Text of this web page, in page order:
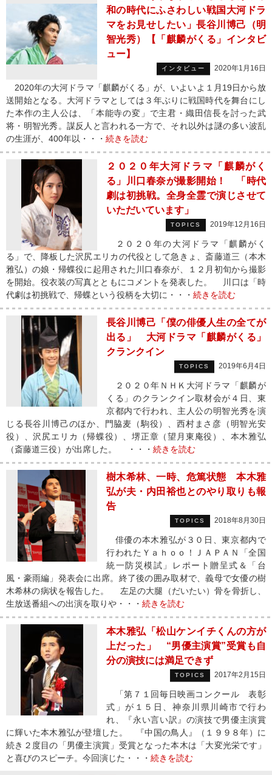
和の時代にふさわしい戦国大河ドラ
マをお見せしたい」長谷川博己（明
智光秀）【「麒麟がくる」インタビ
ュー】
インタビュー 2020年1月16日
2020年の大河ドラマ「麒麟がくる」が、いよいよ１月19日から放
送開始となる。大河ドラマとしては３年ぶりに戦国時代を舞台にし
た本作の主人公は、「本能寺の変」で主君・織田信長を討った武
将・明智光秀。謀反人と言われる一方で、それ以外は謎の多い波乱
の生涯が、400年以・・・ 続きを読む
２０２０年大河ドラマ「麒麟がく
る」川口春奈が撮影開始！ 「時代
劇は初挑戦。全身全霊で演じさせて
いただいています」
TOPICS 2019年12月16日
２０２０年の大河ドラマ「麒麟がく
る」で、降板した沢尻エリカの代役として急きょ、斎藤道三（本木
雅弘）の娘・帰蝶役に起用された川口春奈が、１２月初旬から撮影
を開始。役衣装の写真とともにコメントを発表した。 川口は「時
代劇は初挑戦で、帰蝶という役柄を大切に・・・ 続きを読む
長谷川博己「僕の俳優人生の全てが
出る」 大河ドラマ「麒麟がくる」
クランクイン
TOPICS 2019年6月4日
２０２０年ＮＨＫ大河ドラマ「麒麟が
くる」のクランクイン取材会が４日、東
京都内で行われ、主人公の明智光秀を演
じる長谷川博己のほか、門脇麦（駒役）、西村まさ彦（明智光安
役）、沢尻エリカ（帰蝶役）、堺正章（望月東庵役）、本木雅弘
（斎藤道三役）が出席した。 ・・・ 続きを読む
樹木希林、一時、危篤状態 本木雅
弘が夫・内田裕也とのやり取りも報
告
TOPICS 2018年8月30日
俳優の本木雅弘が３０日、東京都内で
行われたＹａｈｏｏ！ＪＡＰＡＮ「全国
統一防災模試」レポート贈呈式＆「台
風・豪雨編」発表会に出席。終了後の囲み取材で、義母で女優の樹
木希林の病状を報告した。 左足の大腿（だいたい）骨を骨折し、
生放送番組への出演を取りや・・・ 続きを読む
本木雅弘「松山ケンイチくんの方が
上だった」 “男優主演賞”受賞も自
分の演技には満足できず
TOPICS 2017年2月15日
「第７１回毎日映画コンクール 表彰
式」が１５日、神奈川県川崎市で行わ
れ、『永い言い訳』の演技で男優主演賞
に輝いた本木雅弘が登壇した。 『中国の鳥人』（１９９８年）に
続き２度目の「男優主演賞」受賞となった本木は「大変光栄です」
と喜びのスピーチ。今回演じた・・・ 続きを読む